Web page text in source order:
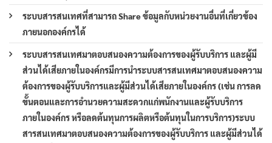
ระบบสารสนเทศที่สามารถ Share ข้อมูลกับหน่วยงานอื่นที่เกี่ยวข้อง
ภายนอกองค์กรได้
ระบบสารสนเทศมาตอบสนองความต้องการของผู้รับบริการ และผู้มี
ส่วนได้เสียภายในองค์กรมีการนำระบบสารสนเทศมาตอบสนองความ
ต้องการของผู้รับบริการและผู้มีส่วนได้เสียภายในองค์กร (เช่น การลด
ขั้นตอนและการอำนวยความสะดวกแก่พนักงานและผู้รับบริการ
ภายในองค์กร หรือลดต้นทุนการผลิตหรือต้นทุนในการบริการ)ระบบ
สารสนเทศมาตอบสนองความต้องการของผู้รับบริการ และผู้มีส่วนได้